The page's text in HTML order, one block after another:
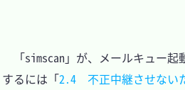
「simscan」が、メールキュー起
するには「2.4　不正中継させない